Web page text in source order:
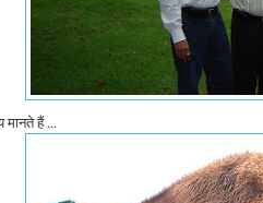
मानते हैं ...